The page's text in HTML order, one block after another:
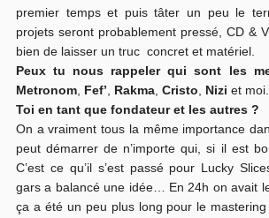
premier temps et puis tâter un peu le
projets seront probablement pressé, CD &
bien de laisser un truc concret et matériel.
Peux tu nous rappeler qui sont les
Metronom, Fef’, Rakma, Cristo, Nizi et moi.
Toi en tant que fondateur et les autres ?
On a vraiment tous la même importance
peut démarrer de n’importe qui, si il est
C’est ce qu’il s’est passé pour Lucky
gars a balancé une idée… En 24h on avait
ça a été un peu plus long pour le